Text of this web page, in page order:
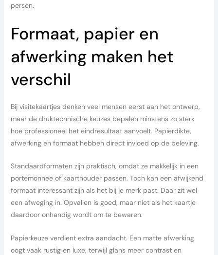
persen.
Formaat, papier en
afwerking maken het
verschil
Bij visitekaartjes denken veel mensen eerst aan het ontwerp,
maar de druktechnische keuzes bepalen minstens zo sterk
hoe professioneel het eindresultaat aanvoelt. Papierdikte,
afwerking en formaat hebben direct invloed op de beleving.
Standaardformaten zijn praktisch, omdat ze makkelijk in een
portemonnee of kaarthouder passen. Toch kan een afwijkend
formaat interessant zijn als het bij je merk past. Daar zit wel
een afweging in. Opvallen is goed, maar niet als het kaartje
daardoor onhandig wordt om te bewaren.
Papierkeuze verdient extra aandacht. Een matte afwerking
oogt vaak rustig en luxe, terwijl glans meer contrast en